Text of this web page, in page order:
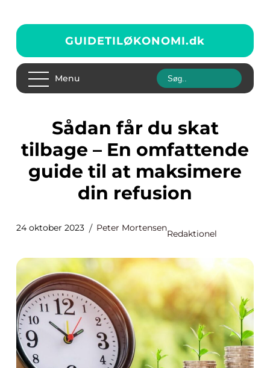
GUIDETILØKONOMI.dk
Menu
Sådan får du skat
tilbage – En omfattende
guide til at maksimere
din refusion
24 oktober 2023 Peter Mortensen
Redaktionel